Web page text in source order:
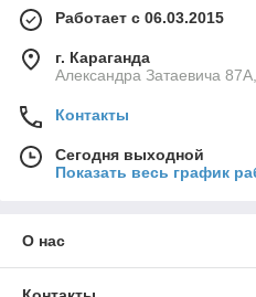
Работает с 06.03.2015
г. Караганда
Александра Затаевича
Контакты
Сегодня выходной
Показать весь график
О нас